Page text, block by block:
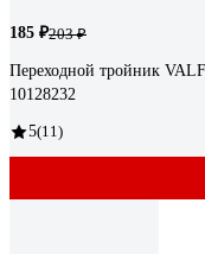
185 ₽203 ₽
Переходной тройник
10128232
5(11)